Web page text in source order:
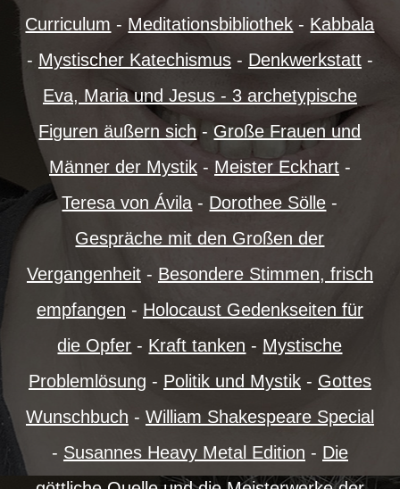
Curriculum - Meditationsbibliothek - Kabbala
- Mystischer Katechismus- Denkwerkstatt-
Eva, Maria und Jesus - 3 archetypische
Figuren äußern sich -Große Frauen und
Männer der Mystik- Meister Eckhart-
Teresa von Ávila - Dorothee Sölle -
Gespräche mit den Großen der
Vergangenheit- Besondere Stimmen, frisch
empfangen - Holocaust Gedenkseiten für
die Opfer - Kraft tanken - Mystische
Problemlösung - Politik und Mystik- Gottes
Wunschbuch - William Shakespeare Special
- Susannes Heavy Metal Edition - Die